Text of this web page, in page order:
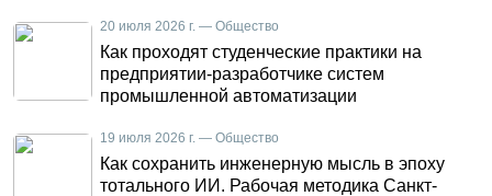
20 июля 2026 г. — Общество
Как проходят студенческие практики на
предприятии-разработчике систем
промышленной автоматизации
19 июля 2026 г. — Общество
Как сохранить инженерную мысль в эпоху
тотального ИИ. Рабочая методика Санкт-